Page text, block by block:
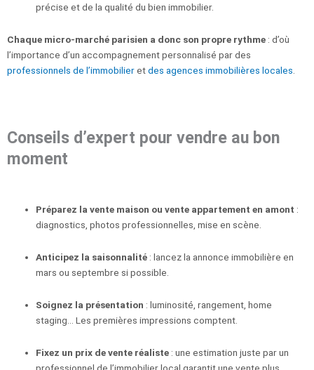
précise et de la qualité du bien immobilier.
Chaque micro-marché parisien a donc son propre rythme : d’où
l’importance d’un accompagnement personnalisé par des
professionnels de l’immobilieretdes agences immobilières locales.
Conseils d’expert pour vendre au bon
moment
Préparez la vente maison ou vente appartement en amont :
diagnostics, photos professionnelles, mise en scène.
Anticipez la saisonnalité : lancez la annonce immobilière en
mars ou septembre si possible.
Soignez la présentation : luminosité, rangement, home
staging… Les premières impressions comptent.
Fixez un prix de vente réaliste : une estimation juste par un